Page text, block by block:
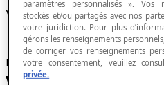
Valeur extrême d'un
La maximum ou le
valeurs optimales
paramètres personnalisés ». Vos
stockés et/ou partagés avec nos
votre juridiction. Pour plus
gérons les renseignements
de corriger vos renseignements
votre consentement, veuillez
privée.